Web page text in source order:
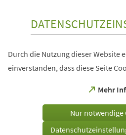
Durch die Nutzung dieser Website
einverstanden, dass diese Seite
Mehr
(Öffnet
einem
Tab)
Nur notwendige